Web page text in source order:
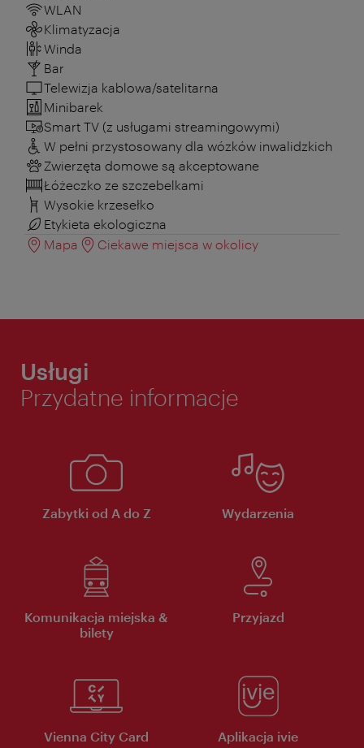
WLAN
Klimatyzacja
Winda
Bar
Telewizja kablowa/satelitarna
Minibarek
Smart TV (z usługami streamingowymi)
W pełni przystosowany dla wózków inwalidzkich
Zwierzęta domowe są akceptowane
Łóżeczko ze szczebelkami
Wysokie krzesełko
Etykieta ekologiczna
Mapa
Ciekawe miejsca w okolicy
Usługi
Przydatne informacje
Zabytki od A do Z Wydarzenia
Komunikacja miejska &
bilety
Przyjazd
Vienna City Card Aplikacja ivie